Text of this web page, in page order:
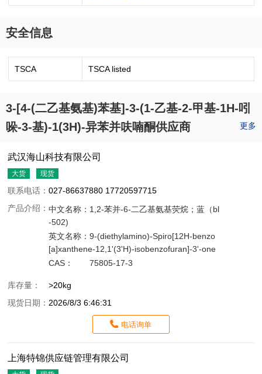
安全信息
TSCA TSCA listed
3-[4-(二乙基氨基)苯基]-3-(1-乙基-2-甲基-1H-吲
哚-3-基)-1(3H)-异苯并呋喃酮供应商
更多
武汉海山科技有限公司
大货 现货
联系电话：027-86637880 17720597715
产品介绍：中文名称： 1,2-苯并-6-二乙基氨基荧烷；蓝（bl
-502)
英文名称：9-(diethylamino)-Spiro[12H-benzo
[a]xanthene-12,1'(3'H)-isobenzofuran]-3'-one
CAS：
75805-17-3
库存量：
>20kg
现货日期： 2026/8/3 6:46:31
电话询单
上海特锦供应链管理有限公司